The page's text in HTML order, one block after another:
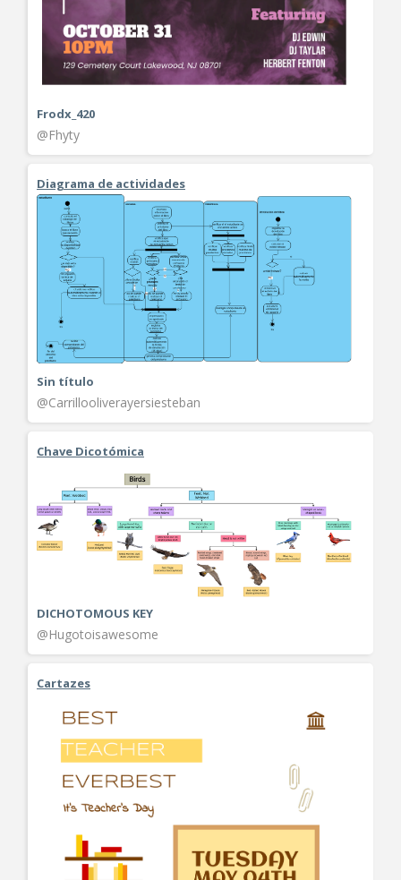
Frodx_420
@Fhyty
Diagrama de actividades
Sin título
@Carrillooliverayersiesteban
Chave Dicotómica
DICHOTOMOUS KEY
@Hugotoisawesome
Cartazes